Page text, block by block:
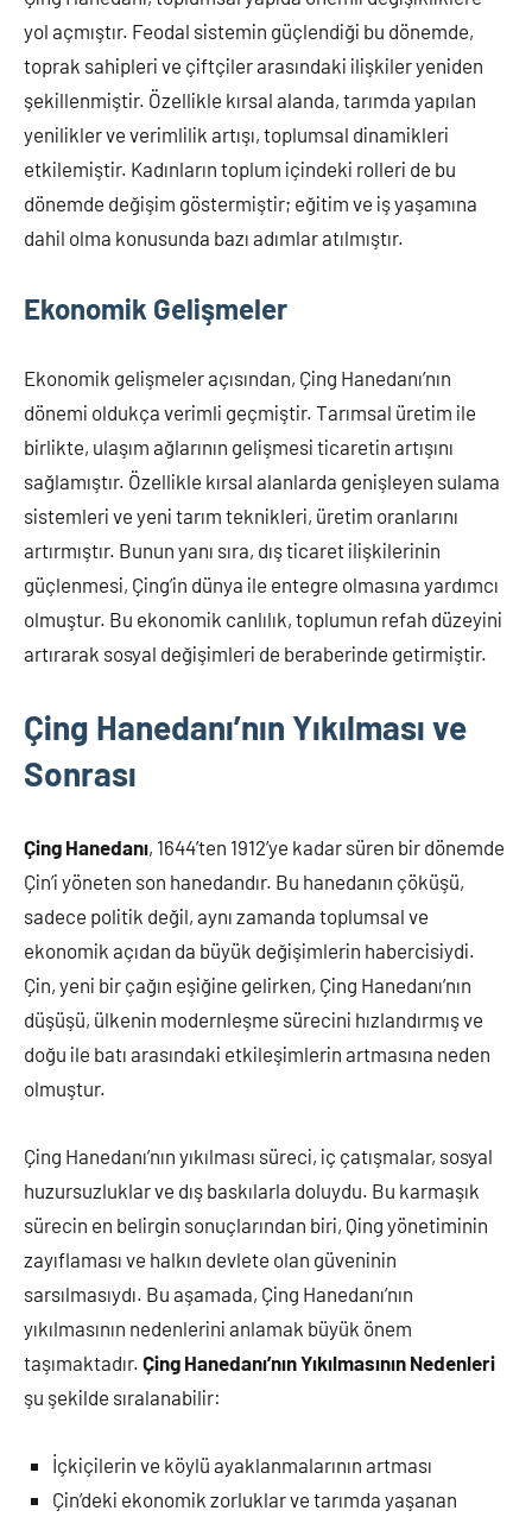
yol açmıştır. Feodal sistemin güçlendiği bu dönemde,
toprak sahipleri ve çiftçiler arasındaki ilişkiler yeniden
şekillenmiştir. Özellikle kırsal alanda, tarımda yapılan
yenilikler ve verimlilik artışı, toplumsal dinamikleri
etkilemiştir. Kadınların toplum içindeki rolleri de bu
dönemde değişim göstermiştir; eğitim ve iş yaşamına
dahil olma konusunda bazı adımlar atılmıştır.
Ekonomik Gelişmeler
Ekonomik gelişmeler açısından, Çing Hanedanı’nın
dönemi oldukça verimli geçmiştir. Tarımsal üretim ile
birlikte, ulaşım ağlarının gelişmesi ticaretin artışını
sağlamıştır. Özellikle kırsal alanlarda genişleyen sulama
sistemleri ve yeni tarım teknikleri, üretim oranlarını
artırmıştır. Bunun yanı sıra, dış ticaret ilişkilerinin
güçlenmesi, Çing’in dünya ile entegre olmasına yardımcı
olmuştur. Bu ekonomik canlılık, toplumun refah düzeyini
artırarak sosyal değişimleri de beraberinde getirmiştir.
Çing Hanedanı’nın Yıkılması ve
Sonrası
Çing Hanedanı, 1644’ten 1912’ye kadar süren bir dönemde
Çin’i yöneten son hanedandır. Bu hanedanın çöküşü,
sadece politik değil, aynı zamanda toplumsal ve
ekonomik açıdan da büyük değişimlerin habercisiydi.
Çin, yeni bir çağın eşiğine gelirken, Çing Hanedanı’nın
düşüşü, ülkenin modernleşme sürecini hızlandırmış ve
doğu ile batı arasındaki etkileşimlerin artmasına neden
olmuştur.
Çing Hanedanı’nın yıkılması süreci, iç çatışmalar, sosyal
huzursuzluklar ve dış baskılarla doluydu. Bu karmaşık
sürecin en belirgin sonuçlarından biri, Qing yönetiminin
zayıflaması ve halkın devlete olan güveninin
sarsılmasıydı. Bu aşamada, Çing Hanedanı’nın
yıkılmasının nedenlerini anlamak büyük önem
taşımaktadır. Çing Hanedanı’nın Yıkılmasının Nedenleri
şu şekilde sıralanabilir:
İçkiçilerin ve köylü ayaklanmalarının artması
Çin’deki ekonomik zorluklar ve tarımda yaşanan